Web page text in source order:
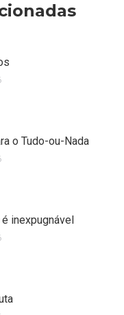
o Tudo-ou-Nada
inexpugnável